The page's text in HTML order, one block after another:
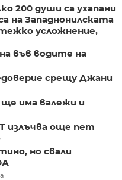
200 души са ухапани
на Западнонилската
усложнение,
във водите на
срещу Джани
има валежи и
излъчва още пет
но свали